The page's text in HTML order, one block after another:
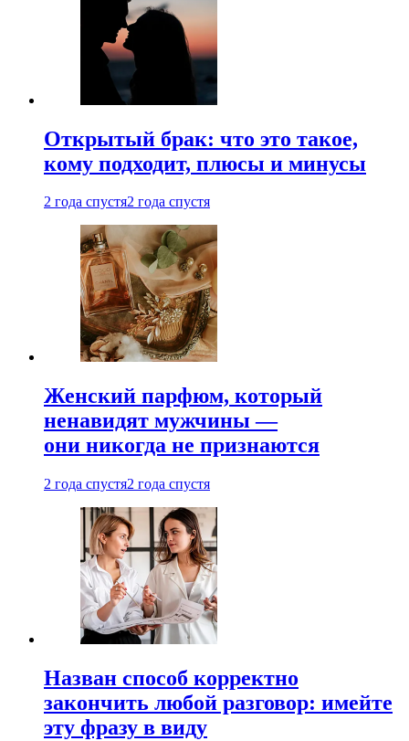
Открытый брак: что это такое,
кому подходит, плюсы и минусы
2 года спустя2 года спустя
Женский парфюм, который
ненавидят мужчины —
они никогда не признаются
2 года спустя2 года спустя
Назван способ корректно
закончить любой разговор: имейте
эту фразу в виду